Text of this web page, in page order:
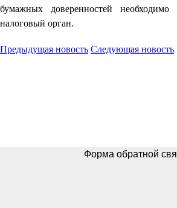
бумажных доверенностей
налоговый орган.
Предыдущая новость Следующая новость
Форма обратной